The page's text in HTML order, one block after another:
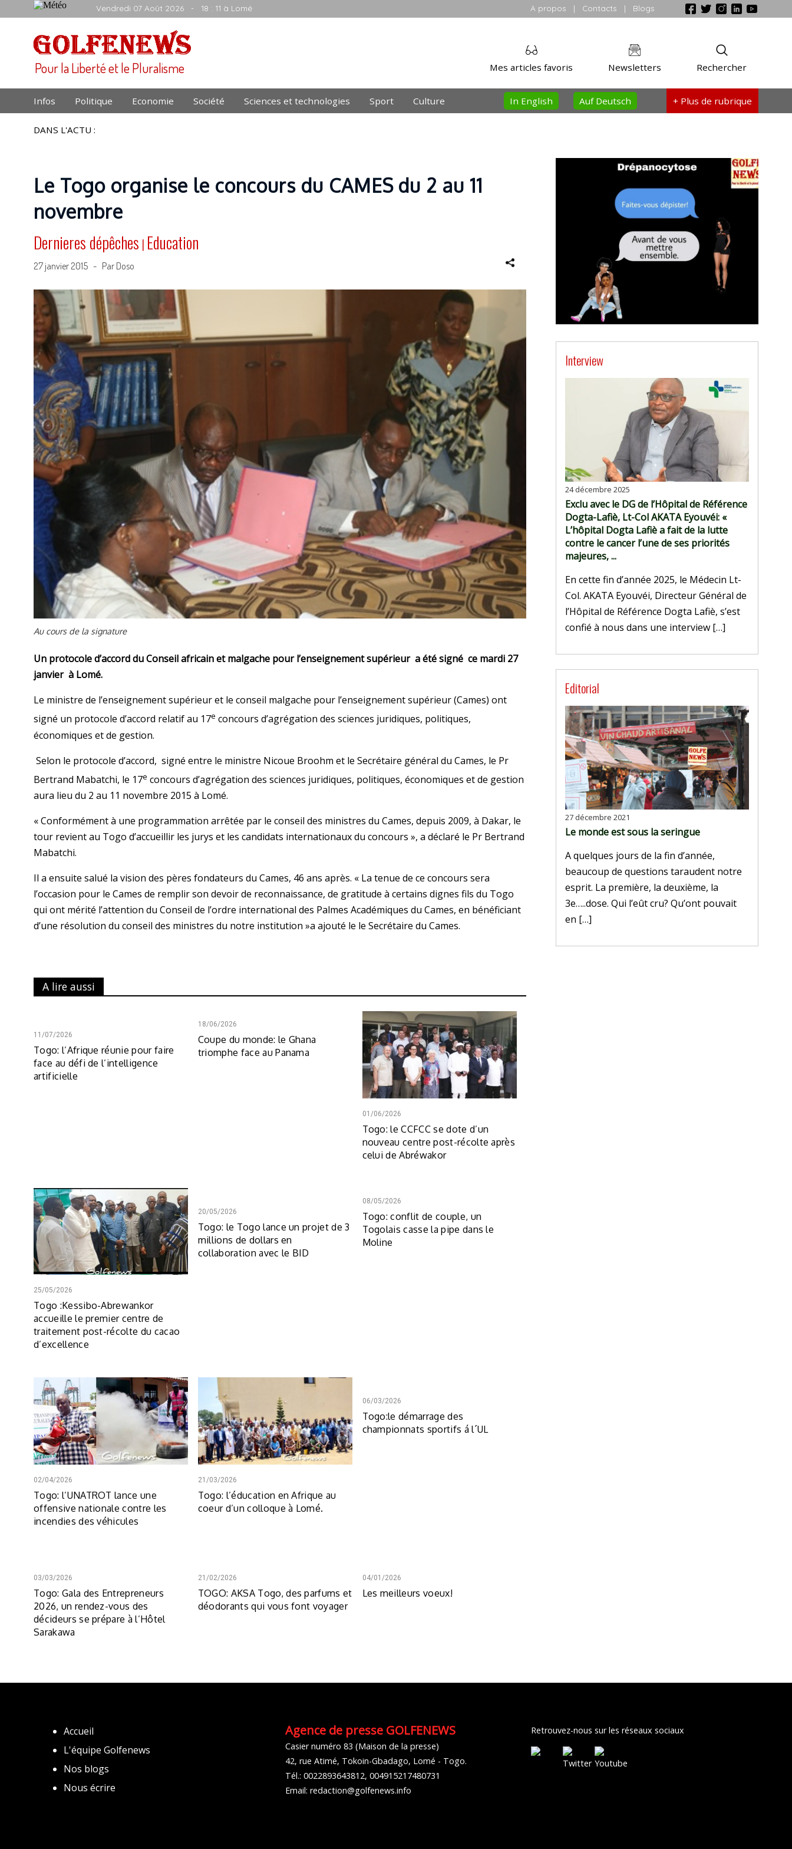
Vendredi 07 Août 2026 - 18 : 11 à Lomé A propos | Contacts | Blogs
Pour la Liberté et le Pluralisme Rechercher
Newsletters
Mes articles favoris
Infos Politique Economie Société Sciences et technologies Sport Culture + Plus de rubrique
Auf Deutsch
In English
DANS L'ACTU :
Le Togo organise le concours du CAMES du 2 au 11
novembre
Dernieres dépêches | Education
27 janvier 2015 - Par Doso
Au cours de la signature
Un protocole d’accord du Conseil africain et malgache pour l’enseignement supérieur a été signé ce mardi 27
janvier à Lomé.
Le ministre de l’enseignement supérieur et le conseil malgache pour l’enseignement supérieur (Cames) ont
signé un protocole d’accord relatif au 17e concours d’agrégation des sciences juridiques, politiques,
économiques et de gestion.
Selon le protocole d’accord, signé entre le ministre Nicoue Broohm et le Secrétaire général du Cames, le Pr
Bertrand Mabatchi, le 17e concours d’agrégation des sciences juridiques, politiques, économiques et de gestion
aura lieu du 2 au 11 novembre 2015 à Lomé.
« Conformément à une programmation arrêtée par le conseil des ministres du Cames, depuis 2009, à Dakar, le
tour revient au Togo d’accueillir les jurys et les candidats internationaux du concours », a déclaré le Pr Bertrand
Mabatchi.
Il a ensuite salué la vision des pères fondateurs du Cames, 46 ans après. « La tenue de ce concours sera
l’occasion pour le Cames de remplir son devoir de reconnaissance, de gratitude à certains dignes fils du Togo
qui ont mérité l’attention du Conseil de l’ordre international des Palmes Académiques du Cames, en bénéficiant
d’une résolution du conseil des ministres du notre institution »a ajouté le le Secrétaire du Cames.
A lire aussi
11/07/2026
Togo: l’Afrique réunie pour faire
face au défi de l’intelligence
artificielle
18/06/2026
Coupe du monde: le Ghana
triomphe face au Panama
01/06/2026
Togo: le CCFCC se dote d’un
nouveau centre post-récolte après
celui de Abréwakor
25/05/2026
Togo :Kessibo-Abrewankor
accueille le premier centre de
traitement post-récolte du cacao
d’excellence
20/05/2026
Togo: le Togo lance un projet de 3
millions de dollars en
collaboration avec le BID
08/05/2026
Togo: conflit de couple, un
Togolais casse la pipe dans le
Moline
02/04/2026
Togo: l’UNATROT lance une
offensive nationale contre les
incendies des véhicules
21/03/2026
Togo: l’éducation en Afrique au
coeur d’un colloque à Lomé.
06/03/2026
Togo:le démarrage des
championnats sportifs á l´UL
03/03/2026
Togo: Gala des Entrepreneurs
2026, un rendez-vous des
décideurs se prépare à l’Hôtel
Sarakawa
21/02/2026
TOGO: AKSA Togo, des parfums et
déodorants qui vous font voyager
04/01/2026
Les meilleurs voeux!
Interview
24 décembre 2025
Exclu avec le DG de l’Hôpital de Référence
Dogta-Lafiè, Lt-Col AKATA Eyouvéi: «
L’hôpital Dogta Lafiè a fait de la lutte
contre le cancer l’une de ses priorités
majeures, ...
En cette fin d’année 2025, le Médecin Lt-
Col. AKATA Eyouvéi, Directeur Général de
l’Hôpital de Référence Dogta Lafiè, s’est
confié à nous dans une interview […]
Editorial
27 décembre 2021
Le monde est sous la seringue
A quelques jours de la fin d’année,
beaucoup de questions taraudent notre
esprit. La première, la deuxième, la
3e…..dose. Qui l’eût cru? Qu’ont pouvait
en […]
Accueil
L'équipe Golfenews
Nos blogs
Nous écrire
Agence de presse GOLFENEWS
Casier numéro 83 (Maison de la presse)
42, rue Atimé, Tokoin-Gbadago, Lomé - Togo.
Tél.: 0022893643812, 004915217480731
Email: redaction@golfenews.info
Retrouvez-nous sur les réseaux sociaux